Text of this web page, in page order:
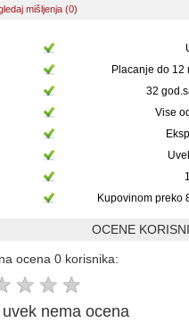
mišljenja (0)
Placanje do 12
32
Vise
Kupovinom preko
OCENE
ocena 0 korisnika:
★ ★ ★
nema ocena